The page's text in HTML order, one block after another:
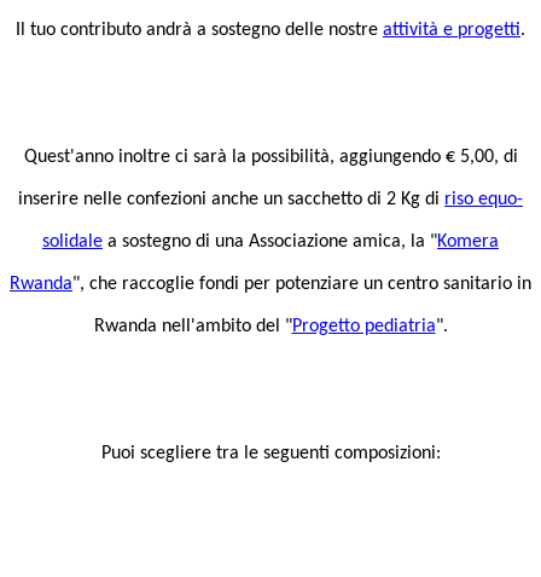
Il tuo contributo andrà a sostegno delle nostre attività e progetti.
Quest'anno inoltre ci sarà la possibilità, aggiungendo € 5,00, di
inserire nelle confezioni anche un sacchetto di 2 Kg di riso equo-
solidale a sostegno di una Associazione amica, la "Komera
Rwanda", che raccoglie fondi per potenziare un centro sanitario in
Rwanda nell'ambito del "Progetto pediatria".
Puoi scegliere tra le seguenti composizioni: